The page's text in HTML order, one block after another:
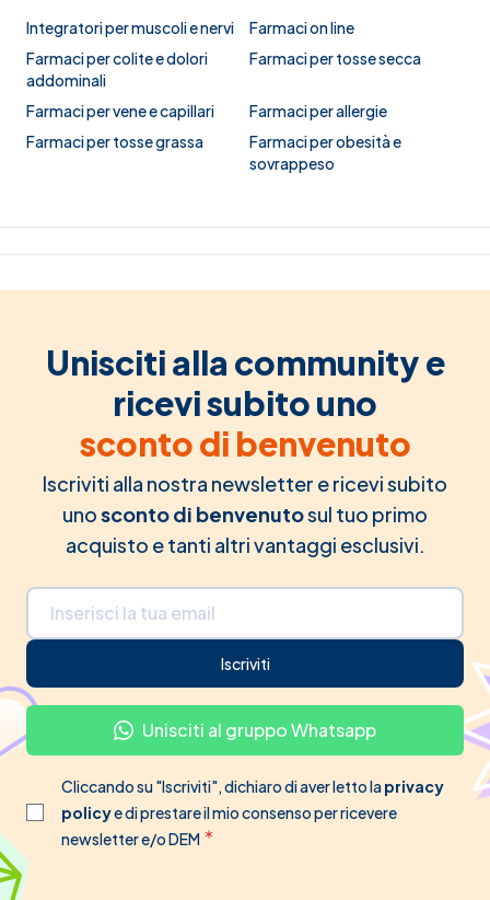
Integratori per muscoli e nervi
Farmaci on line
Farmaci per colite e dolori
addominali
Farmaci per tosse secca
Farmaci per vene e capillari
Farmaci per allergie
Farmaci per tosse grassa
Farmaci per obesità e
sovrappeso
Unisciti alla community e
ricevi subito uno
sconto di benvenuto
Iscriviti alla nostra newsletter e ricevi subito
unosconto di benvenutosul tuo primo
acquisto e tanti altri vantaggi esclusivi.
Indirizzo email
Iscriviti
Unisciti al gruppo Whatsapp
Cliccando su "Iscriviti", dichiaro di aver letto laprivacy
policye di prestare il mio consenso per ricevere
newsletter e/o DEM